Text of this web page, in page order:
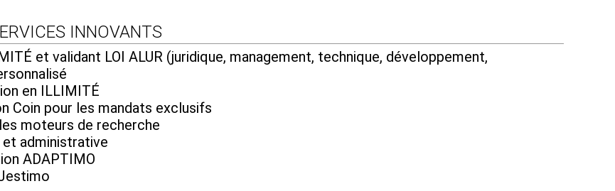
INNOVANTS
et validant LOI ALUR (juridique, management, technique, développement,
en ILLIMITÉ
Coin pour les mandats exclusifs
moteurs de recherche
et administrative
ADAPTIMO